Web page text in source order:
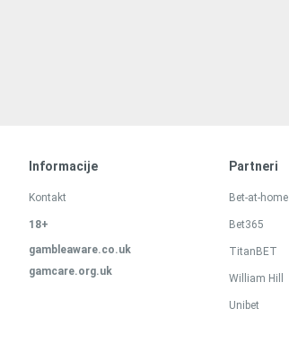
Informacije
Kontakt
18+
gambleaware.co.uk
gamcare.org.uk
Partneri
Bet-at-home
Bet365
TitanBET
William Hill
Unibet